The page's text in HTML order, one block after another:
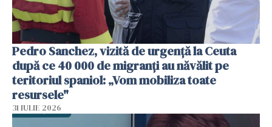
Pedro Sanchez, vizită de urgență la Ceuta
după ce 40 000 de migranți au năvălit pe
teritoriul spaniol: „Vom mobiliza toate
resursele"
31 IULIE 2026